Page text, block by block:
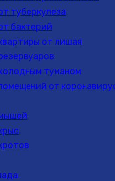
туберкулеза
бактерий
от лишая
туманом
от